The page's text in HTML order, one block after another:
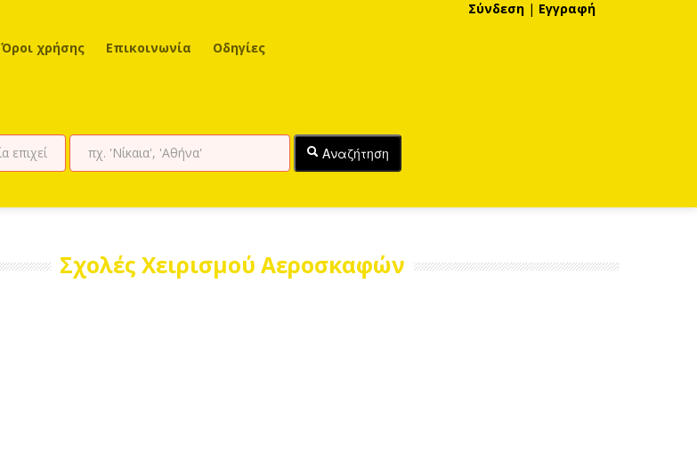
Όροι χρήσης Επικοινωνία Οδηγίες
Σύνδεση | Εγγραφή
Αναζήτηση
Σχολές Χειρισμού Αεροσκαφών